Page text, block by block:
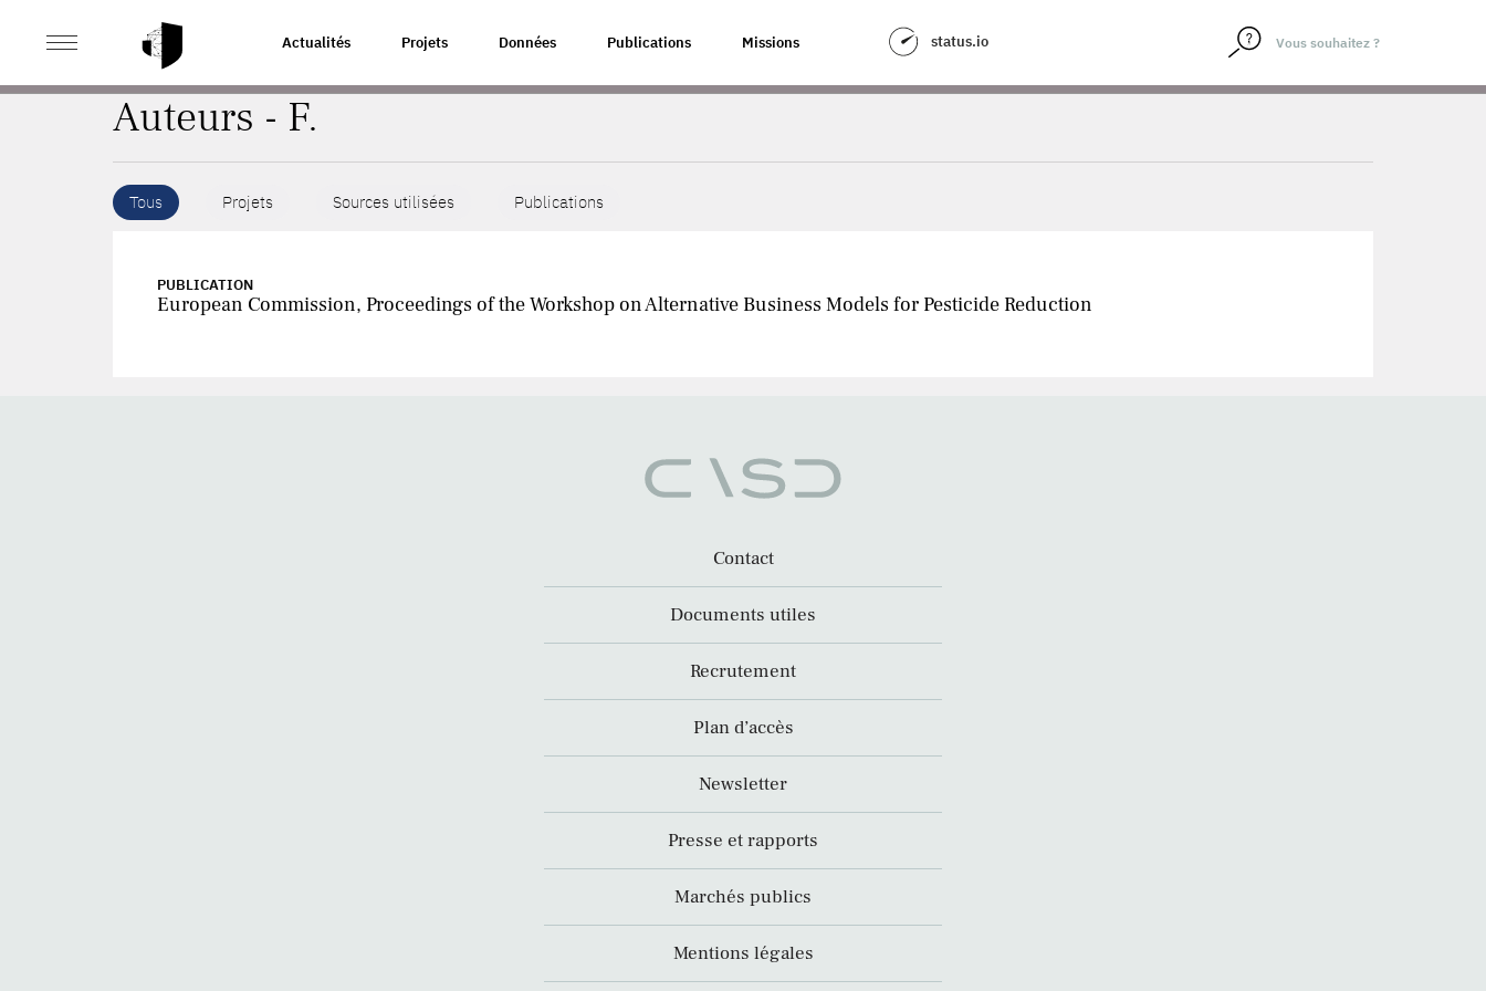
Actualités Projets Données Publications Missions status.io
ACCUEIL
Auteurs - F.
Tous Projets Sources utilisées Publications
PUBLICATION
European Commission, Proceedings of the Workshop on Alternative Business Models for Pesticide Reduction
Contact
Documents utiles
Recrutement
Plan d’accès
Newsletter
Presse et rapports
Marchés publics
Mentions légales